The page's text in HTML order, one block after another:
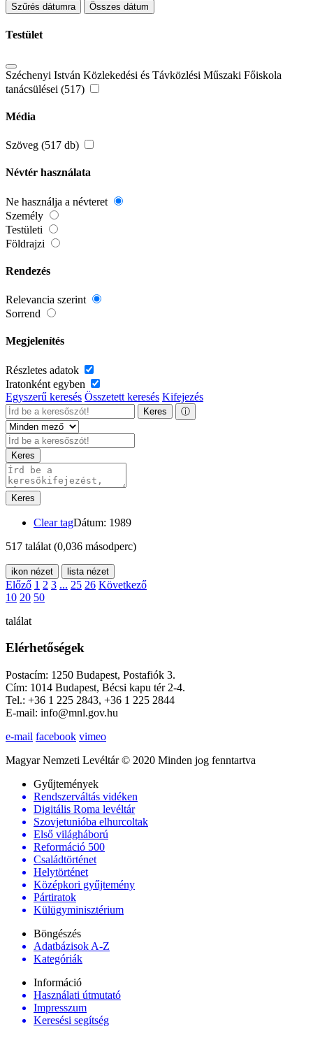
Szűrés dátumra Összes dátum
Testület
Széchenyi István Közlekedési és Távközlési Műszaki Főiskola
tanácsülései (517)
Média
Szöveg (517 db)
Névtér használata
Ne használja a névteret
Személy
Testületi
Földrajzi
Rendezés
Relevancia szerint
Sorrend
Megjelenítés
Részletes adatok
Iratonként egyben
Egyszerű keresés Összetett keresés Kifejezés
Keres ⓘ
Keres
Keres
Clear tagDátum: 1989
517 találat (0,036 másodperc)
ikon nézet lista nézet
Előző 1 2 3 ... 25 26 Következő
10 20 50
találat
Elérhetőségek
Postacím: 1250 Budapest, Postafiók 3.
Cím: 1014 Budapest, Bécsi kapu tér 2-4.
Tel.: +36 1 225 2843, +36 1 225 2844
E-mail: info@mnl.gov.hu
e-mail facebook vimeo
Magyar Nemzeti Levéltár © 2020 Minden jog fenntartva
Gyűjtemények
Rendszerváltás vidéken
Digitális Roma levéltár
Szovjetunióba elhurcoltak
Első világháború
Reformáció 500
Családtörténet
Helytörténet
Középkori gyűjtemény
Pártiratok
Külügyminisztérium
Böngészés
Adatbázisok A-Z
Kategóriák
Információ
Használati útmutató
Impresszum
Keresési segítség